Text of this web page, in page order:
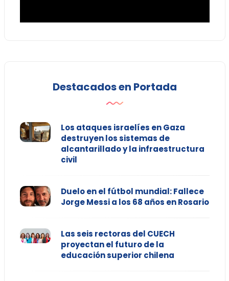
Destacados en Portada
Los ataques israelíes en Gaza
destruyen los sistemas de
alcantarillado y la infraestructura
civil
Duelo en el fútbol mundial: Fallece
Jorge Messi a los 68 años en Rosario
Las seis rectoras del CUECH
proyectan el futuro de la
educación superior chilena